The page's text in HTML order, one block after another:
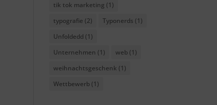
tik tok marketing (1)
typografie (2) Typonerds (1)
Unfoldedd (1)
Unternehmen (1) web(1)
weihnachtsgeschenk (1)
Wettbewerb(1)